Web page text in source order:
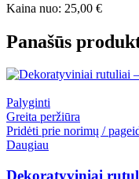
Kaina nuo: 25,00 €
Panašūs
Palyginti
Greita peržiūra
Pridėti prie norimų /
Daugiau
Dekoratyviniai